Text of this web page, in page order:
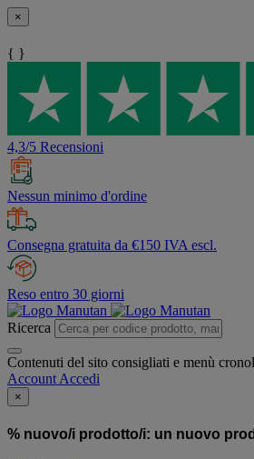
×
{ }
4,3/5 Recensioni
Nessun minimo d'ordine
Consegna gratuita da €150 IVA escl.
Reso entro 30 giorni
Ricerca
Contenuti del sito consigliati e menù
Account Accedi
×
% nuovo/i prodotto/i: un nuovo